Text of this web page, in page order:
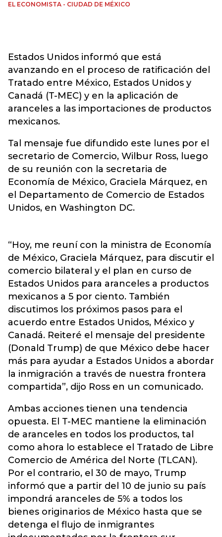
EL ECONOMISTA - CIUDAD DE MÉXICO
Estados Unidos informó que está
avanzando en el proceso de ratificación del
Tratado entre México, Estados Unidos y
Canadá (T-MEC) y en la aplicación de
aranceles a las importaciones de productos
mexicanos.
Tal mensaje fue difundido este lunes por el
secretario de Comercio, Wilbur Ross, luego
de su reunión con la secretaria de
Economía de México, Graciela Márquez, en
el Departamento de Comercio de Estados
Unidos, en Washington DC.
“Hoy, me reuní con la ministra de Economía
de México, Graciela Márquez, para discutir el
comercio bilateral y el plan en curso de
Estados Unidos para aranceles a productos
mexicanos a 5 por ciento. También
discutimos los próximos pasos para el
acuerdo entre Estados Unidos, México y
Canadá. Reiteré el mensaje del presidente
(Donald Trump) de que México debe hacer
más para ayudar a Estados Unidos a abordar
la inmigración a través de nuestra frontera
compartida”, dijo Ross en un comunicado.
Ambas acciones tienen una tendencia
opuesta. El T-MEC mantiene la eliminación
de aranceles en todos los productos, tal
como ahora lo establece el Tratado de Libre
Comercio de América del Norte (TLCAN).
Por el contrario, el 30 de mayo, Trump
informó que a partir del 10 de junio su país
impondrá aranceles de 5% a todos los
bienes originarios de México hasta que se
detenga el flujo de inmigrantes